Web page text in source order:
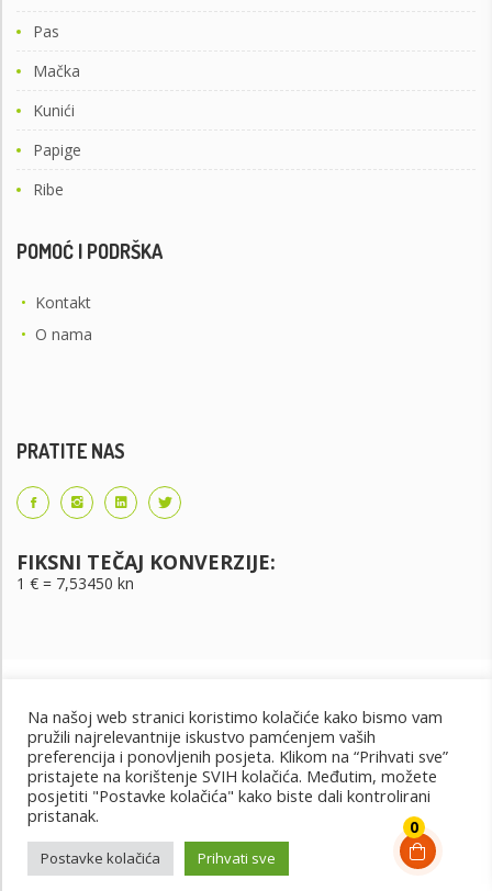
0
Pas
Mačka
Kunići
Papige
Ribe
POMOĆ I PODRŠKA
• Kontakt
• O nama
PRATITE NAS
FIKSNI TEČAJ KONVERZIJE:
1 € = 7,53450 kn
Uvjeti korištenja Uvjeti kupnje
Cjenik oglašavanja
@2022 - Design by: PET PORTAL
Na našoj web stranici koristimo kolačiće kako bismo vam
pružili najrelevantnije iskustvo pamćenjem vaših
preferencija i ponovljenih posjeta. Klikom na “Prihvati sve”
pristajete na korištenje SVIH kolačića. Međutim, možete
posjetiti "Postavke kolačića" kako biste dali kontrolirani
pristanak.
Postavke kolačića Prihvati sve